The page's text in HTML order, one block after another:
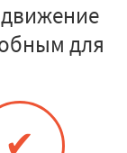
для
✔